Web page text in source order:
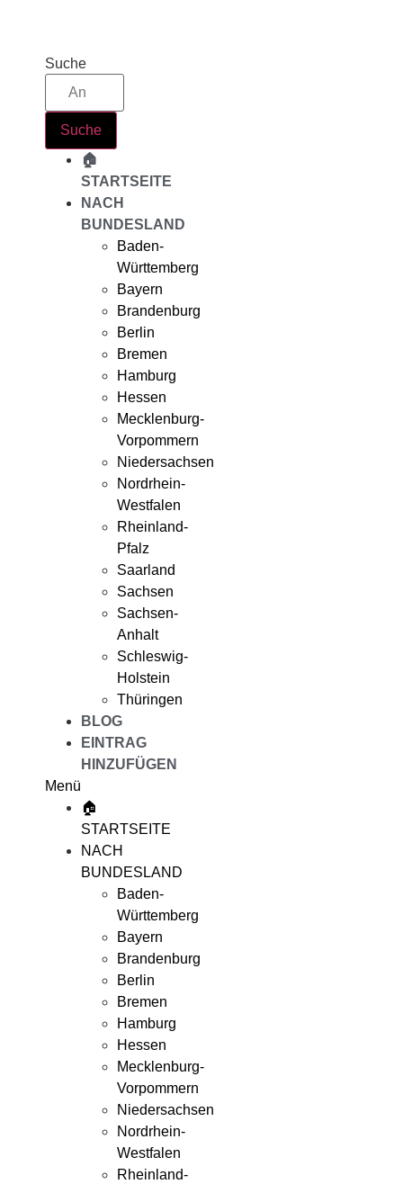
Suche
Suche
🏠
STARTSEITE
NACH
BUNDESLAND
Baden-
Württemberg
Bayern
Brandenburg
Berlin
Bremen
Hamburg
Hessen
Mecklenburg-
Vorpommern
Niedersachsen
Nordrhein-
Westfalen
Rheinland-
Pfalz
Saarland
Sachsen
Sachsen-
Anhalt
Schleswig-
Holstein
Thüringen
BLOG
EINTRAG
HINZUFÜGEN
Menü
🏠
STARTSEITE
NACH
BUNDESLAND
Baden-
Württemberg
Bayern
Brandenburg
Berlin
Bremen
Hamburg
Hessen
Mecklenburg-
Vorpommern
Niedersachsen
Nordrhein-
Westfalen
Rheinland-